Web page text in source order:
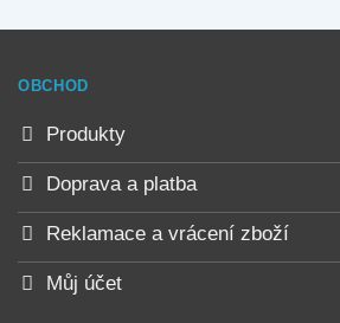
stránce
produktu
OBCHOD
Produkty
Doprava a platba
Reklamace a vrácení zboží
Můj účet